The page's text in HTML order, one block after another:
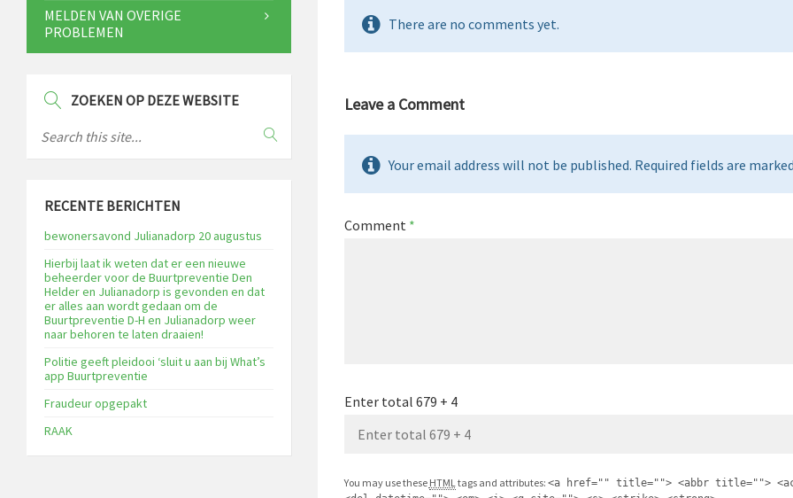
There are no comments yet.
Leave a Comment
Your email address will not be published. Required fields are
Comment *
Enter total 679 + 4
You may use these HTMLtags and attributes: <a href="" title=""> <abbr title="">
MELDEN VAN OVERIGE
PROBLEMEN
ZOEKEN OP DEZE WEBSITE
RECENTE BERICHTEN
bewonersavond Julianadorp 20 augustus
Hierbij laat ik weten dat er een nieuwe
beheerder voor de Buurtpreventie Den
Helder en Julianadorp is gevonden en dat
er alles aan wordt gedaan om de
Buurtpreventie D-H en Julianadorp weer
naar behoren te laten draaien!
Politie geeft pleidooi ‘sluit u aan bij What’s
app Buurtpreventie
Fraudeur opgepakt
RAAK